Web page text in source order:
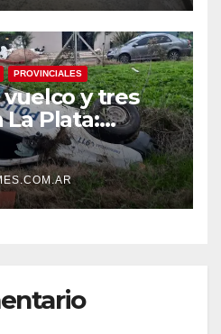
PROVINCIALES
y tres
Plata:
robadas
policial